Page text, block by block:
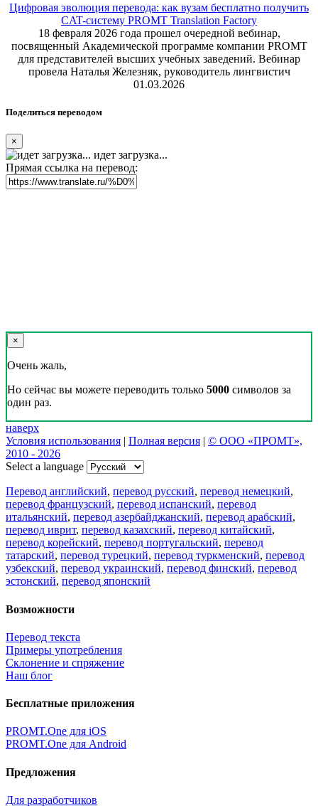
Цифровая эволюция перевода: как вузам бесплатно получить
CAT-систему PROMT Translation Factory
18 февраля 2026 года прошел очередной вебинар,
посвященный Академической программе компании PROMT
для представителей высших учебных заведений. Вебинар
провела Наталья Железняк, руководитель лингвистич
01.03.2026
Поделиться переводом
×
идет загрузка...
Прямая ссылка на перевод:
×
Очень жаль,
Но сейчас вы можете переводить только 5000 символов за
один раз.
наверх
Условия использования | Полная версия | © ООО «ПРОМТ»,
2010 - 2026
Select a language
Перевод английский, перевод русский, перевод немецкий,
перевод французский, перевод испанский, перевод
итальянский, перевод азербайджанский, перевод арабский,
перевод иврит, перевод казахский, перевод китайский,
перевод корейский, перевод португальский, перевод
татарский, перевод турецкий, перевод туркменский, перевод
узбекский, перевод украинский, перевод финский, перевод
эстонский, перевод японский
Возможности
Перевод текста
Примеры употребления
Склонение и спряжение
Наш блог
Бесплатные приложения
PROMT.One для iOS
PROMT.One для Android
Предложения
Для разработчиков